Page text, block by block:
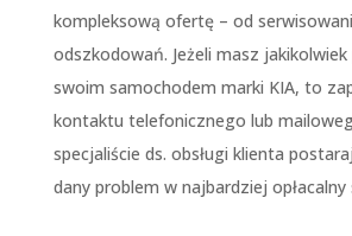
kompleksową ofertę – od
odszkodowań. Jeżeli masz
swoim samochodem marki KIA, to
kontaktu telefonicznego lub
specjaliście ds. obsługi klienta
dany problem w najbardziej opłacalny